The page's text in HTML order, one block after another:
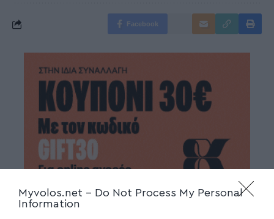
Myvolos.net - Do Not Process My Personal
Information
Facebook